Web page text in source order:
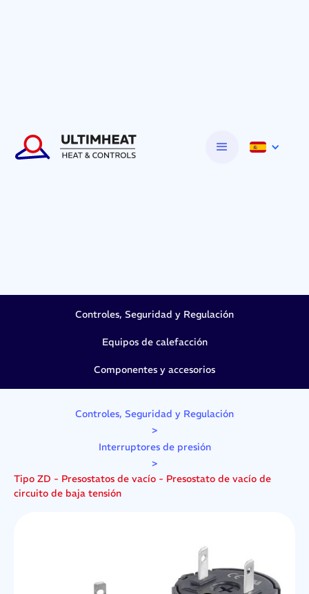
Controles, Seguridad y Regulación
Equipos de calefacción
Componentes y accesorios
Controles, Seguridad y Regulación
>
Interruptores de presión
>
Tipo ZD - Presostatos de vacío - Presostato de vacío de
circuito de baja tensión